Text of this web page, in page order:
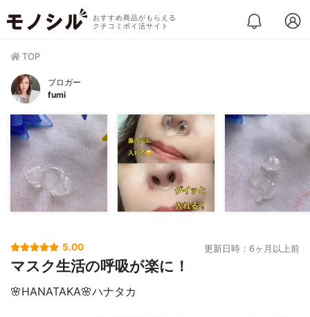
おすすめ商品がもらえる
クチコミポイ活サイト
TOP
ブロガー
fumi
5.00 更新日時：6ヶ月以上前
マスク生活の呼吸が楽に！
🌸HANATAKA🌸ハナタカ